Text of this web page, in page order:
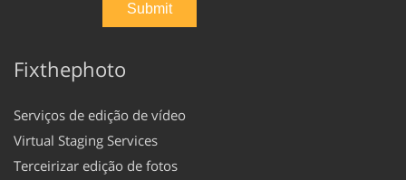
Fixthephoto
Serviços de edição de vídeo
Virtual Staging Services
Terceirizar edição de fotos